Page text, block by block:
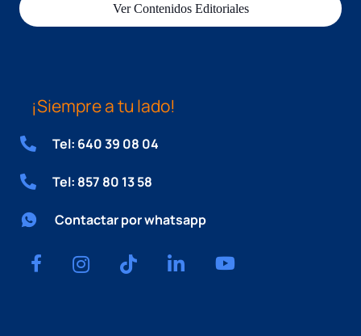
Ver Contenidos Editoriales
¡Siempre a tu lado!
Tel: 640 39 08 04
Tel: 857 80 13 58
Contactar por whatsapp